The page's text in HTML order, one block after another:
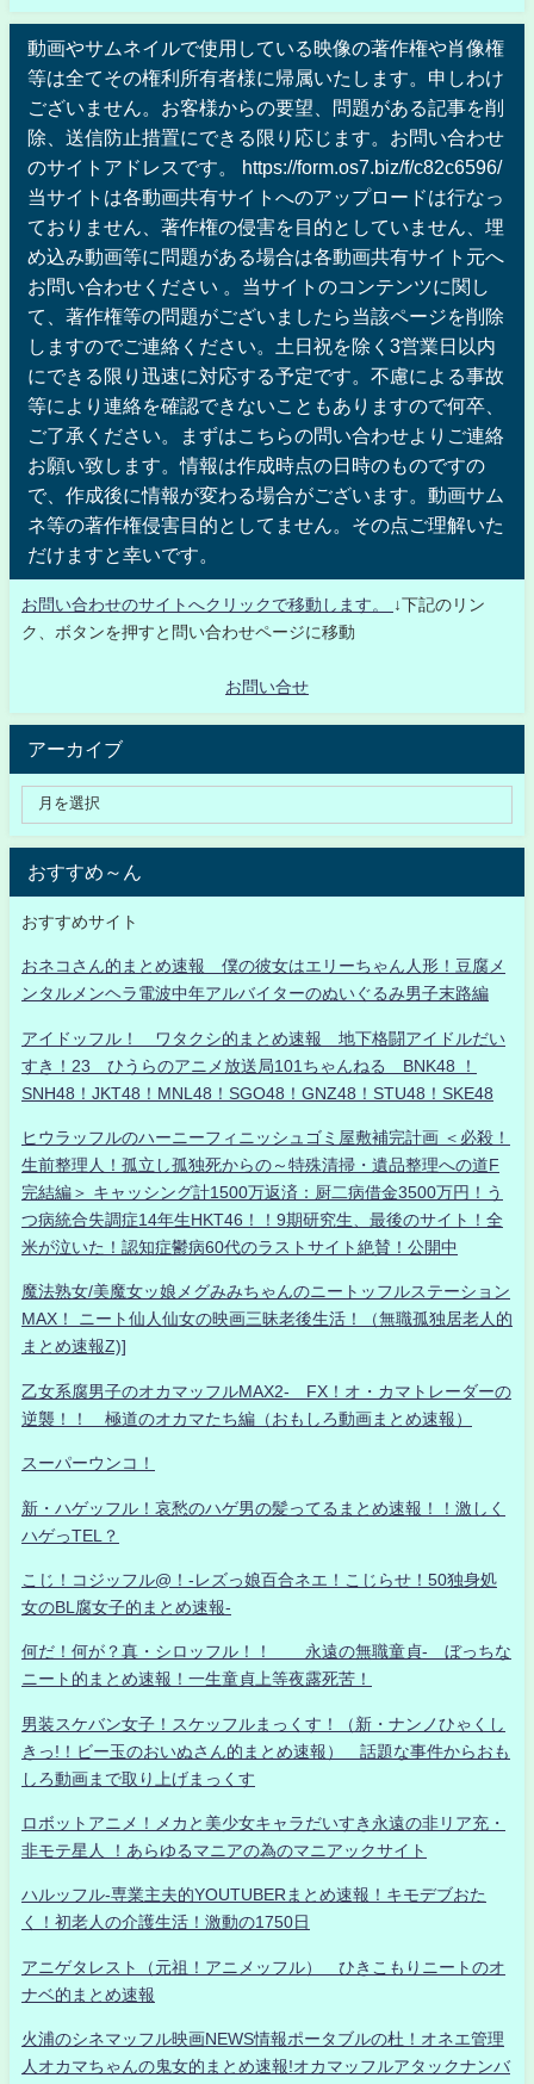
動画やサムネイルで使用している映像の著作権や肖像権
等は全てその権利所有者様に帰属いたします。申しわけ
ございません。お客様からの要望、問題がある記事を削
除、送信防止措置にできる限り応じます。お問い合わせ
のサイトアドレスです。 https://form.os7.biz/f/c82c6596/
当サイトは各動画共有サイトへのアップロードは行なっ
ておりません、著作権の侵害を目的としていません、埋
め込み動画等に問題がある場合は各動画共有サイト元へ
お問い合わせください 。当サイトのコンテンツに関し
て、著作権等の問題がございましたら当該ページを削除
しますのでご連絡ください。土日祝を除く3営業日以内
にできる限り迅速に対応する予定です。不慮による事故
等により連絡を確認できないこともありますので何卒、
ご了承ください。まずはこちらの問い合わせよりご連絡
お願い致します。情報は作成時点の日時のものですの
で、作成後に情報が変わる場合がございます。動画サム
ネ等の著作権侵害目的としてません。その点ご理解いた
だけますと幸いです。
お問い合わせのサイトへクリックで移動します。
↓下記のリン
ク、ボタンを押すと問い合わせページに移動
お問い合せ
アーカイブ
おすすめ～ん
おすすめサイト
おネコさん的まとめ速報 僕の彼女はエリーちゃん人形！豆腐メ
ンタルメンヘラ電波中年アルバイターのぬいぐるみ男子末路編
アイドッフル！ ワタクシ的まとめ速報 地下格闘アイドルだい
すき！23 ひうらのアニメ放送局101ちゃんねる BNK48 ！
SNH48！JKT48！MNL48！SGO48！GNZ48！STU48！SKE48
ヒウラッフルのハーニーフィニッシュゴミ屋敷補完計画 ＜必殺！
生前整理人！孤立し孤独死からの～特殊清掃・遺品整理への道F
完結編＞ キャッシング計1500万返済：厨二病借金3500万円！う
つ病統合失調症14年生HKT46！！9期研究生、最後のサイト！全
米が泣いた！認知症鬱病60代のラストサイト絶賛！公開中
魔法熟女/美魔女ッ娘メグみみちゃんのニートッフルステーション
MAX！ ニート仙人仙女の映画三昧老後生活！（無職孤独居老人的
まとめ速報Z)]
乙女系腐男子のオカマッフルMAX2- FX！オ・カマトレーダーの
逆襲！！ 極道のオカマたち編（おもしろ動画まとめ速報）
スーパーウンコ！
新・ハゲッフル！哀愁のハゲ男の髪ってるまとめ速報！！激しく
ハゲっTEL？
こじ！コジッフル@！-レズっ娘百合ネエ！こじらせ！50独身処
女のBL腐女子的まとめ速報-
何だ！何が？真・シロッフル！！ 永遠の無職童貞- ぼっちな
ニート的まとめ速報！一生童貞上等夜露死苦！
男装スケバン女子！スケッフルまっくす！（新・ナンノひゃくし
きっ!！ビー玉のおいぬさん的まとめ速報） 話題な事件からおも
しろ動画まで取り上げまっくす
ロボットアニメ！メカと美少女キャラだいすき永遠の非リア充・
非モテ星人 ！あらゆるマニアの為のマニアックサイト
ハルッフル-専業主夫的YOUTUBERまとめ速報！キモデブおた
く！初老人の介護生活！激動の1750日
アニゲタレスト（元祖！アニメッフル） ひきこもりニートのオ
ナベ的まとめ速報
火浦のシネマッフル映画NEWS情報ポータブルの杜！オネエ管理
人オカマちゃんの鬼女的まとめ速報!オカマッフルアタックナンバ